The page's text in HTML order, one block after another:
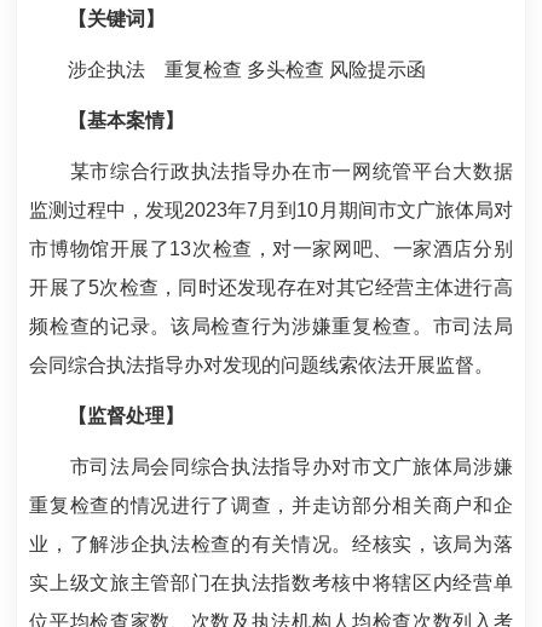
【关键词】
涉企执法 重复检查 多头检查 风险提示函
【基本案情】
某市综合行政执法指导办在市一网统管平台大数据
监测过程中，发现2023年7月到10月期间市文广旅体局对
市博物馆开展了13次检查，对一家网吧、一家酒店分别
开展了5次检查，同时还发现存在对其它经营主体进行高
频检查的记录。该局检查行为涉嫌重复检查。市司法局
会同综合执法指导办对发现的问题线索依法开展监督。
【监督处理】
市司法局会同综合执法指导办对市文广旅体局涉嫌
重复检查的情况进行了调查，并走访部分相关商户和企
业，了解涉企执法检查的有关情况。经核实，该局为落
实上级文旅主管部门在执法指数考核中将辖区内经营单
位平均检查家数、次数及执法机构人均检查次数列入考